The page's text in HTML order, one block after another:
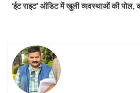
‘ईट राइट’ ऑडिट में खुली व्यवस्थाओं की